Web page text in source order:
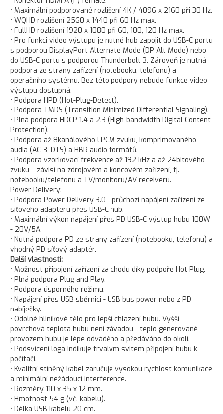
• Maximální podporované rozlišení 4K / 4096 x 2160 při 30 Hz.
• WQHD rozlišení 2560 x 1440 při 60 Hz max.
• FullHD rozlišení 1920 x 1080 při 60, 100, 120 Hz max.
• Pro funkci video výstupu je nutné hub zapojit do USB-C portu
s podporou DisplayPort Alternate Mode (DP Alt Mode) nebo
do USB-C portu s podporou Thunderbolt 3. Zároveň je nutná
podpora ze strany zařízení (notebooku, telefonu) a
operačního systému. Bez této podpory nebude funkce video
výstupu dostupná.
• Podpora HPD (Hot-Plug-Detect).
• Podpora TMDS (Transition Minimized Differential Signaling).
• Plná podpora HDCP 1.4 a 2.3 (High-bandwidth Digital Content
Protection).
• Podpora až 8kanálového LPCM zvuku, komprimovaného
audia (AC-3, DTS) a HBR audio formátů.
• Podpora vzorkovací frekvence až 192 kHz a až 24bitového
zvuku – závisí na zdrojovém a koncovém zařízení, tj.
notebooku/telefonu a TV/monitoru/AV receiveru.
Power Delivery:
• Podpora Power Delivery 3.0 - průchozí napájení zařízení ze
síťového adaptéru přes USB-C hub.
• Maximální výkon napájení přes PD USB-C výstup hubu 100W
- 20V/5A.
• Nutná podpora PD ze strany zařízení (notebooku, telefonu) a
vhodný PD síťový adaptér.
Další vlastnosti:
• Možnost připojení zařízení za chodu díky podpoře Hot Plug.
• Plná podpora Plug and Play.
• Podpora úsporného režimu.
• Napájení přes USB sběrnici - USB bus power nebo z PD
nabíječky.
• Odolné hliníkové tělo pro lepší chlazení hubu. Vyšší
povrchová teplota hubu není závadou - teplo generované
provozem hubu je lépe odváděno a předáváno do okolí.
• Podsvícení loga indikuje trvalým svitem připojení hubu k
počítači.
• Kvalitní stíněný kabel zaručuje vysokou rychlost komunikace
a minimální nežádoucí interference.
• Rozměry 110 x 35 x 12 mm.
• Hmotnost 54 g (vč. kabelu).
• Délka USB kabelu 20 cm.